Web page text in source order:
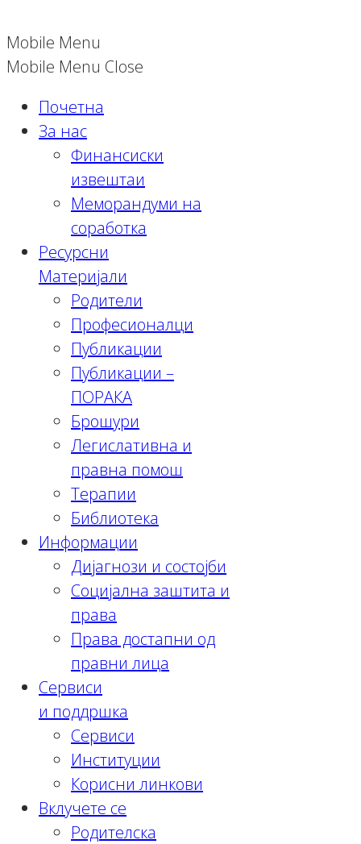
Mobile Menu
Mobile Menu Close
Почетна
За нас
Финансиски
извештаи
Меморандуми на
соработка
Ресурсни
Материјали
Родители
Професионалци
Публикации
Публикации –
ПОРАКА
Брошури
Легислативна и
правна помош
Терапии
Библиотека
Информации
Дијагнози и состојби
Социјална заштита и
права
Права достапни од
правни лица
Сервиси
и поддршка
Сервиси
Институции
Корисни линкови
Вклучете се
Родителска